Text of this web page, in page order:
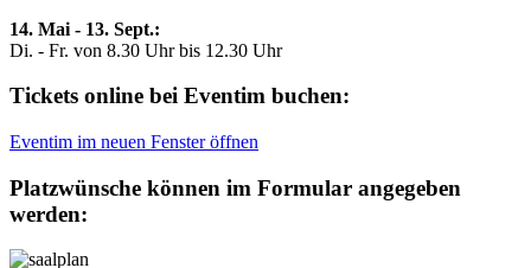
14. Mai - 13. Sept.:
Di. - Fr. von 8.30 Uhr bis 12.30 Uhr
Tickets online bei Eventim buchen:
Eventim im neuen Fenster öffnen
Platzwünsche können im Formular angegeben
werden: